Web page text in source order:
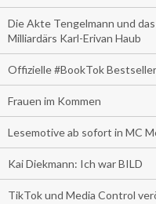
Die Akte Tengelmann und
Milliardärs Karl-Erivan Haub
Offizielle #BookTok
Frauen im Kommen
Lesemotive ab sofort in MC
Kai Diekmann: Ich war BILD
TikTok und Media Control